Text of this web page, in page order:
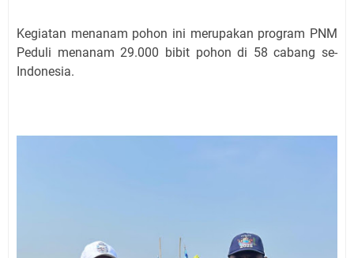
Kegiatan menanam pohon ini merupakan program PNM
Peduli menanam 29.000 bibit pohon di 58 cabang se-
Indonesia.